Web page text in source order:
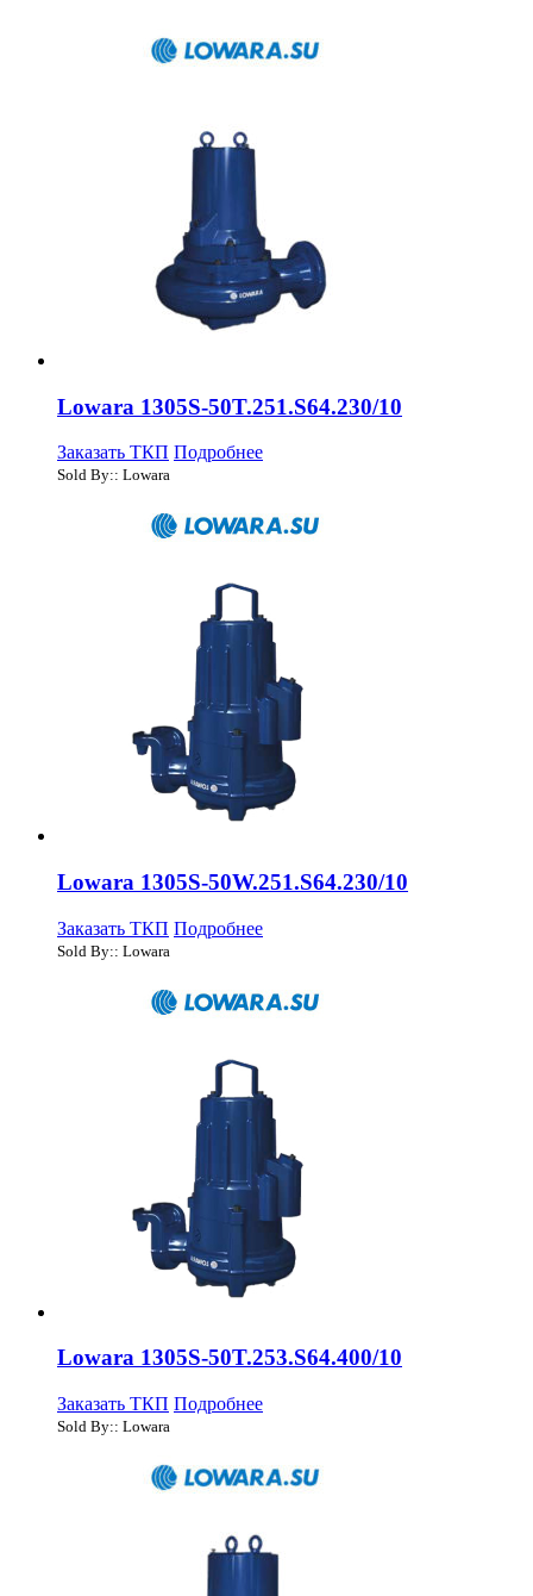
Lowara 1305S-50T.251.S64.230/10
Заказать ТКП Подробнее
Sold By:: Lowara
Lowara 1305S-50W.251.S64.230/10
Заказать ТКП Подробнее
Sold By:: Lowara
Lowara 1305S-50T.253.S64.400/10
Заказать ТКП Подробнее
Sold By:: Lowara